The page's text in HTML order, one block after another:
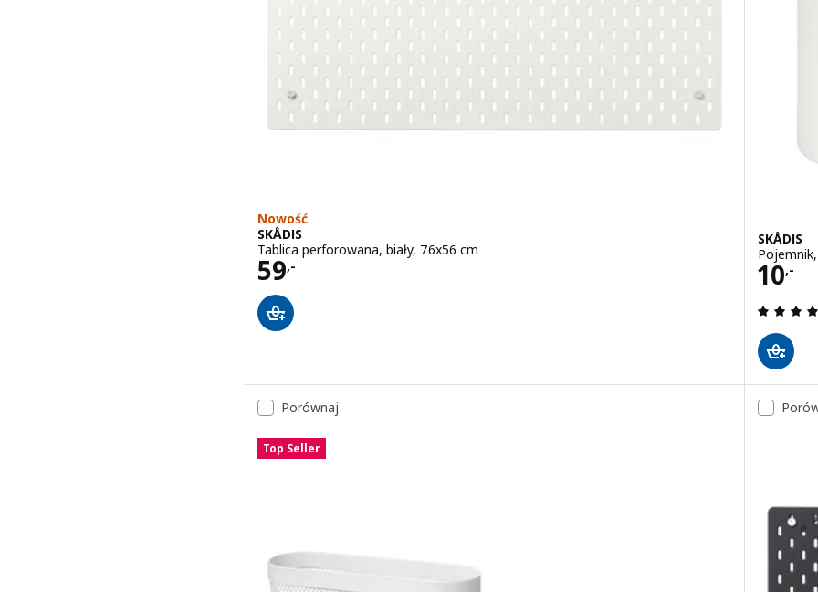
Nowość
SKÅDIS
Tablica perforowana, biały, 76x56 cm
59,-
Cena 59,-
SKÅDIS
Pojemnik,
10,-
Porównaj
Top Seller